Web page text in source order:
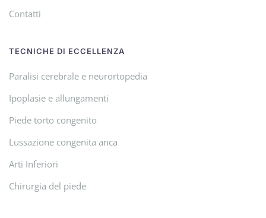
Contatti
TECNICHE DI ECCELLENZA
Paralisi cerebrale e neurortopedia
Ipoplasie e allungamenti
Piede torto congenito
Lussazione congenita anca
Arti Inferiori
Chirurgia del piede